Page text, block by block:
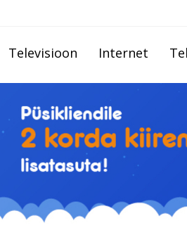
Televisioon Internet